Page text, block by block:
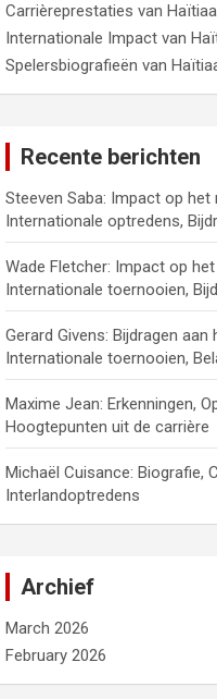
Carrièreprestaties van
Internationale Impact van
Spelersbiografieën van
Recente berichten
Steeven Saba: Impact op het
Internationale optredens,
Wade Fletcher: Impact op
Internationale toernooien,
Gerard Givens: Bijdragen
Internationale toernooien,
Maxime Jean: Erkenningen,
Hoogtepunten uit de carrière
Michaël Cuisance: Biografie,
Interlandoptredens
Archief
March 2026
February 2026